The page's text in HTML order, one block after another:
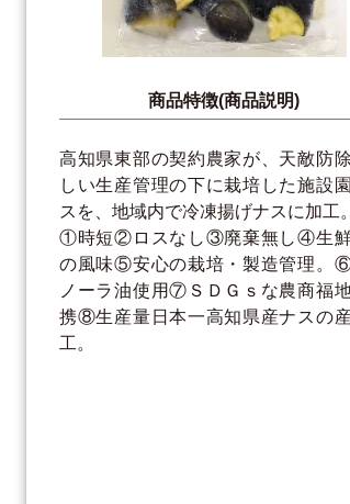
商品特徴(商品説明)
高知県東部の契約農家が、天敵防
しい生産管理の下に栽培した施設
スを、地域内で冷凍揚げナスに加工。
①時短②ロスなし③廃棄無し④生
の風味⑤安心の栽培・製造管理。
ノーラ油使用⑦ＳＤＧｓな農商福
携⑧生産量日本一高知県産ナスの
工。